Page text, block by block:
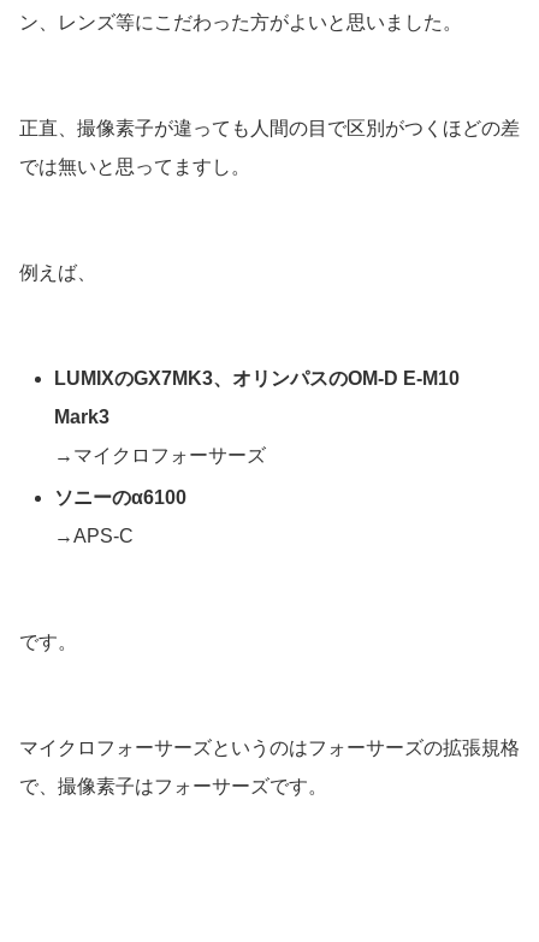
ン、レンズ等にこだわった方がよいと思いました。
正直、撮像素子が違っても人間の目で区別がつくほどの差
では無いと思ってますし。
例えば、
LUMIXのGX7MK3、オリンパスのOM-D E-M10
Mark3
→マイクロフォーサーズ
ソニーのα6100
→APS-C
です。
マイクロフォーサーズというのはフォーサーズの拡張規格
で、撮像素子はフォーサーズです。